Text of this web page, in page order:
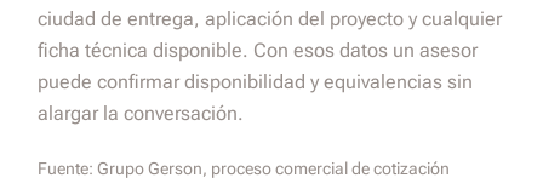
ciudad de entrega, aplicación del proyecto y cualquier
ficha técnica disponible. Con esos datos un asesor
puede confirmar disponibilidad y equivalencias sin
alargar la conversación.
Fuente: Grupo Gerson, proceso comercial de cotización